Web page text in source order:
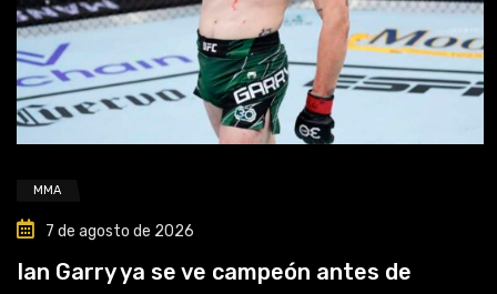
MMA
7 de agosto de 2026
Ian Garry ya se ve campeón antes de